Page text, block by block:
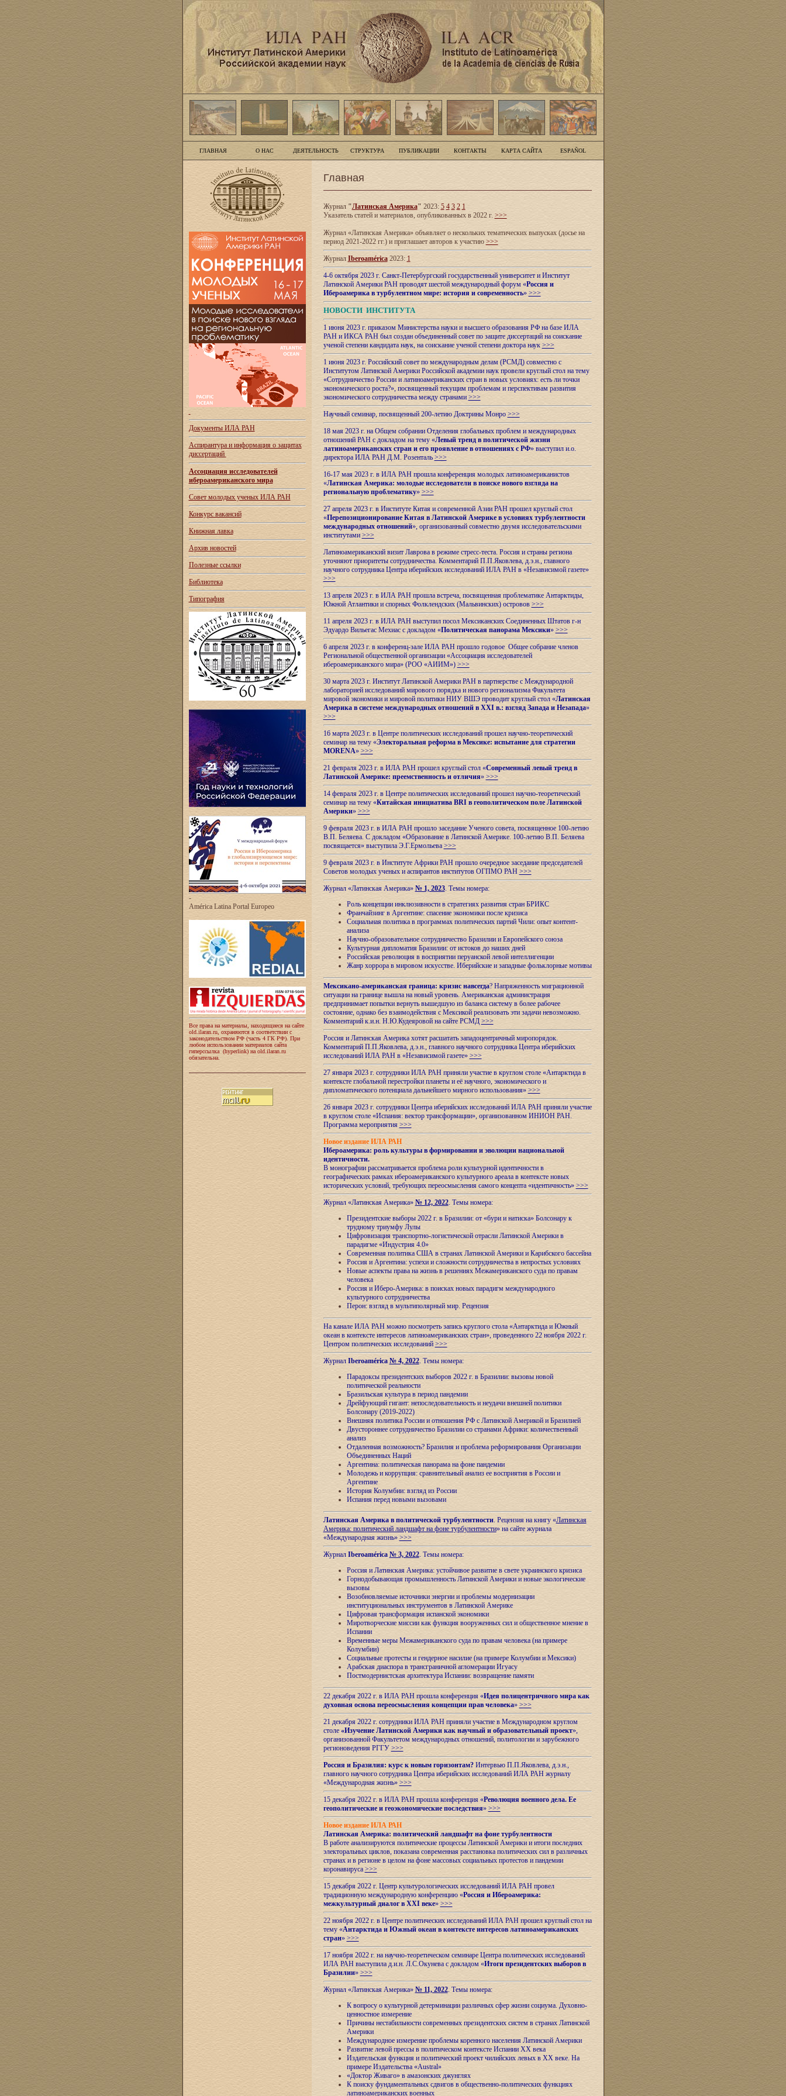
ГЛАВНАЯ О НАС ДЕЯТЕЛЬНОСТЬ СТРУКТУРА ПУБЛИКАЦИИ КОНТАКТЫ КАРТА САЙТА ESPAÑOL
Документы ИЛА РАН
Аспирантура и информация о защитах
диссертаций
Ассоциация исследователей
ибероамериканского мира
Совет молодых ученых ИЛА РАН
Конкурс вакансий
Книжная лавка
Архив новостей
Полезные ссылки
Библиотека
Типография
-
América Latina Portal Europeo
Все права на материалы, находящиеся на сайте
old.ilaran.ru, охраняются в соответствии с
законодательством РФ (часть 4 ГК РФ). При
любом использовании материалов сайта
гиперссылка (hyperlink) на old.ilaran.ru
обязательна.
Главная
Журнал"Латинская Америка" 2023: 5 4 3 2 1
Указатель статей и материалов, опубликованных в 2022 г. >>>
Журнал «Латинская Америка» объявляет о нескольких тематических выпусках (досье на
период 2021-2022 гг.) и приглашает авторов к участию >>>
Журнал Iberoamérica2023: 1
4-6 октября 2023 г. Санкт-Петербургский государственный университет и Институт
Латинской Америки РАН проводят шестой международный форум «Россия и
Ибероамерика в турбулентном мире: история и современность» >>>
НОВОСТИ ИНСТИТУТА
1 июня 2023 г. приказом Министерства науки и высшего образования РФ на базе ИЛА
РАН и ИКСА РАН был создан объединенный совет по защите диссертаций на соискание
ученой степени кандидата наук, на соискание ученой степени доктора наук >>>
1 июня 2023 г. Российский совет по международным делам (РСМД) совместно с
Институтом Латинской Америки Российской академии наук провели круглый стол на тему
«Сотрудничество России и латиноамериканских стран в новых условиях: есть ли точки
экономического роста?», посвященный текущим проблемам и перспективам развития
экономического сотрудничества между странами >>>
Научный семинар, посвященный 200-летию Доктрины Монро>>>
18 мая 2023 г. на Общем собрании Отделения глобальных проблем и международных
отношений РАН с докладом на тему «Левый тренд в политической жизни
латиноамериканских стран и его проявление в отношениях с РФ» выступил и.о.
директора ИЛА РАН Д.М. Розенталь >>>
16-17 мая 2023 г. в ИЛА РАН прошла конференция молодых латиноамериканистов
«Латинская Америка: молодые исследователи в поиске нового взгляда на
региональную проблематику» >>>
27 апреля 2023 г. в Институте Китая и современной Азии РАН прошел круглый стол
«Перепозиционирование Китая в ЛатинскойАмерике в условиях турбулентности
международных отношений», организованный совместно двумя исследовательскими
институтами >>>
Латиноамериканский визит Лаврова в режиме стресс-теста. Россия и страны региона
уточняют приоритеты сотрудничества. Комментарий П.П.Яковлева, д.э.н., главного
научного сотрудника Центра иберийских исследований ИЛА РАН в «Независимой газете»
>>>
13 апреля 2023 г. в ИЛА РАН прошла встреча, посвященная проблематике Антарктиды,
Южной Атлантики и спорных Фолклендских (Мальвинских) островов >>>
11 апреля 2023 г. в ИЛА РАН выступил посол Мексиканских Соединенных Штатов г-н
Эдуардо Вильегас Мехиас c докладом «Политическая панорама Мексики» >>>
6 апреля 2023 г. в конференц-зале ИЛА РАН прошло годовое Общее собрание членов
Региональной общественной организации «Ассоциация исследователей
ибероамериканского мира» (РОО «АИИМ») >>>
30 марта 2023 г. Институт Латинской Америки РАН в партнерстве с Международной
лабораторией исследований мирового порядка и нового регионализма Факультета
мировой экономики и мировой политики НИУ ВШЭ проводит круглый стол «Латинская
Америка в системе международных отношений в XXI в.: взгляд Запада и Незапада»
>>>
16 марта 2023 г. в Центре политических исследований прошел научно-теоретический
семинар на тему «Электоральная реформа в Мексике: испытание для стратегии
MORENA» >>>
21 февраля 2023 г. в ИЛА РАН прошел круглый стол «Современный левый тренд в
Латинской Америке: преемственность и отличия» >>>
14 февраля 2023 г. в Центре политических исследований прошел научно-теоретический
семинар на тему «Китайская инициатива BRI в геополитическом поле Латинской
Америки» >>>
9 февраля 2023 г. в ИЛА РАН прошло заседание Ученого совета, посвященное 100-летию
В.П. Беляева. С докладом «Образование в Латинской Америке. 100-летию В.П. Беляева
посвящается» выступила Э.Г.Ермольева >>>
9 февраля 2023 г. в Институте Африки РАН прошло очередное заседание председателей
Советов молодых ученых и аспирантов институтов ОГПМО РАН >>>
Журнал «Латинская Америка» № 1, 2023. Темы номера:
Роль концепции инклюзивности в стратегиях развития стран БРИКС
Франчайзинг в Аргентине: спасение экономики после кризиса
Социальная политика в программах политических партий Чили: опыт контент-
анализа
Научно-образовательное сотрудничество Бразилии и Европейского союза
Культурная дипломатия Бразилии: от истоков до наших дней
Российская революция в восприятии перуанской левой интеллигенции
Жанр хоррора в мировом искусстве. Иберийские и западные фольклорные мотивы
Мексикано-американская граница: кризис навсегда? Напряженность миграционной
ситуации на границе вышла на новый уровень. Американская администрация
предпринимает попытки вернуть вышедшую из баланса систему в более рабочее
состояние, однако без взаимодействия с Мексикой реализовать эти задачи невозможно.
Комментарий к.и.н. Н.Ю.Кудеяровой на сайте РСМД >>>
Россия и Латинская Америка хотят расшатать западоцентричный миропорядок.
Комментарий П.П.Яковлева, д.э.н., главного научного сотрудника Центра иберийских
исследований ИЛА РАН в «Независимой газете» >>>
27 января 2023 г. сотрудники ИЛА РАН приняли участие в круглом столе «Антарктида в
контексте глобальной перестройки планеты и её научного, экономического и
дипломатического потенциала дальнейшего мирного использования» >>>
26 января 2023 г. сотрудники Центра иберийских исследований ИЛА РАН приняли участие
в круглом столе «Испания: вектор трансформации», организованном ИНИОН РАН.
Программа мероприятия>>>
Новое издание ИЛА РАН
Ибероамерика: роль культуры в формировании и эволюции национальной
идентичности.
В монографии рассматривается проблема роли культурной идентичности в
географических рамках ибероамериканского культурного ареала в контексте новых
исторических условий, требующих переосмысления самого концепта «идентичность» >>>
Журнал «Латинская Америка» № 12, 2022. Темы номера:
Президентские выборы 2022 г. в Бразилии: от «бури и натиска» Болсонару к
трудному триумфу Лулы
Цифровизация транспортно-логистической отрасли Латинской Америки в
парадигме «Индустрия 4.0»
Современная политика США в странах Латинской Америки и Карибского бассейна
Россия и Аргентина: успехи и сложности сотрудничества в непростых условиях
Новые аспекты права на жизнь в решениях Межамериканского суда по правам
человека
Россия и Иберо-Америка: в поисках новых парадигм международного
культурного сотрудничества
Перон: взгляд в мультиполярный мир. Рецензия
На канале ИЛА РАН можно посмотреть запись круглого стола «Антарктида и Южный
океан в контексте интересов латиноамериканских стран», проведенного 22 ноября 2022 г.
Центром политических исследований >>>
Журнал Iberoamérica № 4, 2022. Темы номера:
Парадоксы президентских выборов 2022 г. в Бразилии: вызовы новой
политической реальности
Бразильская культура в период пандемии
Дрейфующий гигант: непоследовательность и неудачи внешней политики
Болсонару (2019-2022)
Внешняя политика России и отношения РФ с Латинской Америкой и Бразилией
Двустороннее сотрудничество Бразилии со странами Африки: количественный
анализ
Отдаленная возможность? Бразилия и проблема реформирования Организации
Объединенных Наций
Аргентина: политическая панорама на фоне пандемии
Молодежь и коррупция: сравнительный анализ ee восприятия в России и
Аргентине
История Колумбии: взгляд из России
Испания перед новыми вызовами
Латинская Америка в политической турбулентности. Рецензия на книгу «Латинская
Америка: политический ландшафт на фоне турбулентности» на сайте журнала
«Международная жизнь» >>>
Журнал Iberoamérica № 3, 2022. Темы номера:
Россия и Латинская Америка: устойчивое развитие в свете украинского кризиса
Горнодобывающая промышленность Латинской Америки и новые экологические
вызовы
Возобновляемые источники энергии и проблемы модернизации
институциональных инструментов в Латинской Америке
Цифровая трансформация испанской экономики
Миротворческие миссии как функция вооруженных сил и общественное мнение в
Испании
Временные меры Межамериканского суда по правам человека (на примере
Колумбии)
Социальные протесты и гендерное насилие (на примере Колумбии и Мексики)
Арабская диаспора в трансграничной агломерации Игуасу
Постмодернистская архитектура Испании: возвращение памяти
22 декабря 2022 г. в ИЛА РАН прошла конференция «Идея полицентричного мира как
духовная основа переосмысления концепции прав человека» >>>
21 декабря 2022 г. сотрудники ИЛА РАН приняли участие в Международном круглом
столе «Изучение Латинской Америки как научный и образовательный проект»,
организованной Факультетом международных отношений, политологии и зарубежного
регионоведения РГГУ >>>
Россия и Бразилия: курс к новым горизонтам?Интервью П.П.Яковлева, д.э.н.,
главного научного сотрудника Центра иберийских исследований ИЛА РАН журналу
«Международная жизнь» >>>
15 декабря 2022 г. в ИЛА РАН прошла конференция «Революция военного дела. Ее
геополитические и геоэкономические последствия» >>>
Новое издание ИЛА РАН
Латинская Америка: политический ландшафт на фоне турбулентности
В работе анализируются политические процессы Латинской Америки и итоги последних
электоральных циклов, показана современная расстановка политических сил в различных
странах и в регионе в целом на фоне массовых социальных протестов и пандемии
коронавируса >>>
15 декабря 2022 г. Центр культурологических исследований ИЛА РАН провел
традиционную международную конференцию «Россия и Ибероамерика:
межкультурный диалог в XXI веке» >>>
22 ноября 2022 г. в Центре политических исследований ИЛА РАН прошел круглый стол на
тему «Антарктида и Южный океан в контексте интересов латиноамериканских
стран» >>>
17 ноября 2022 г. на научно-теоретическом семинаре Центра политических исследований
ИЛА РАН выступила д.и.н. Л.С.Окунева с докладом «Итоги президентских выборов в
Бразилии» >>>
Журнал «Латинская Америка» № 11, 2022. Темы номера:
К вопросу о культурной детерминации различных сфер жизни социума. Духовно-
ценностное измерение
Причины нестабильности современных президентских систем в странах Латинской
Америки
Международное измерение проблемы коренного населения Латинской Америки
Развитие левой прессы в политическом контексте Испании XX века
Издательская функция и политический проект чилийских левых в XX веке. На
примере Издательства «Austral»
«Доктор Живаго» в амазонских джунглях
К поиску фундаментальных сдвигов в общественно-политических функциях
латиноамериканских военных